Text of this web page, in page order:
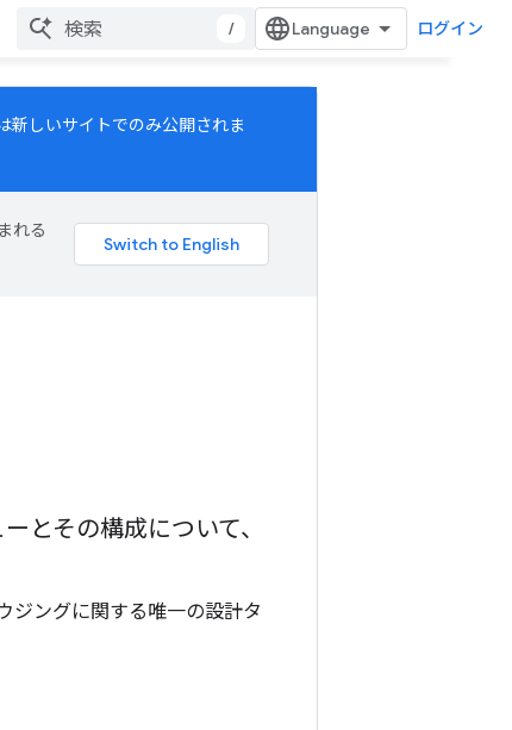
/ ログイン
新しいサイトでのみ公開されま
れる
とその構成について、
ジングに関する唯一の設計タ